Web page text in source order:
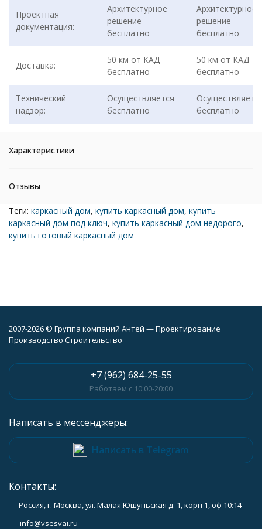
Проектная
документация:
Архитектурное
решение
бесплатно
Архитектурное
решение
бесплатно
Доставка:
50 км от КАД
бесплатно
50 км от КАД
бесплатно
Технический
надзор:
Осуществляется
бесплатно
бесплатно
Характеристики
Отзывы
Теги: каркасный дом, купить каркасный дом, купить
каркасный дом под ключ, купить каркасный дом недорого,
купить готовый каркасный дом
2007-2026 © Группа компаний Антей — Проектирование
Производство Строительство
+7 (962) 684-25-55
Работаем с 10:00-20:00
Написать в мессенджеры:
Написать в Telegram
Контакты:
Россия, г. Москва, ул. Малая Юшуньская д. 1, корп 1, оф 10:14
info@vsesvai.ru